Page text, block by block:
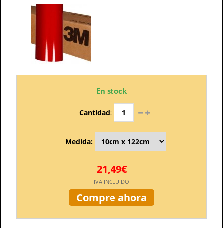
En stock
Cantidad:
Medida:
21,49€
IVA INCLUIDO
Compre ahora